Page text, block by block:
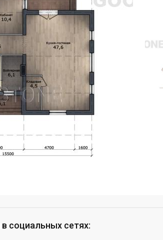
в социальных сетях: